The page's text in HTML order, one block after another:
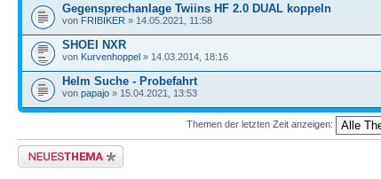
Gegensprechanlage Twiins HF 2.0 DUAL koppeln
von FRIBIKER » 14.05.2021, 11:58
SHOEI NXR
von Kurvenhoppel » 14.03.2014, 18:16
Helm Suche - Probefahrt
von papajo » 15.04.2021, 13:53
Themen der letzten Zeit anzeigen:
Neues Thema erstellen